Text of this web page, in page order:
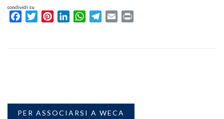
condividi su
FacebookTwitterPinterestLinkedInWhatsAppTelegram
Email
PER ASSOCIARSI A WECA